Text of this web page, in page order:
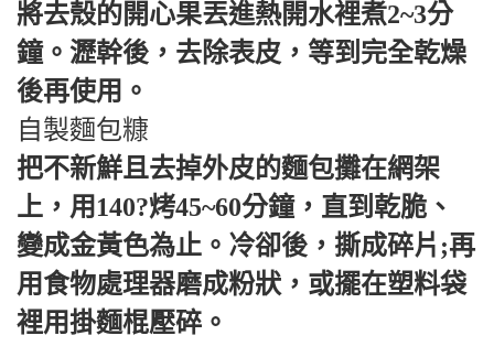
將去殼的開心果丟進熱開水裡煮2~3分
鐘。瀝幹後，去除表皮，等到完全乾燥
後再使用。
自製麵包糠
把不新鮮且去掉外皮的麵包攤在網架
上，用140?烤45~60分鐘，直到乾脆、
變成金黃色為止。冷卻後，撕成碎片;再
用食物處理器磨成粉狀，或擺在塑料袋
裡用掛麵棍壓碎。